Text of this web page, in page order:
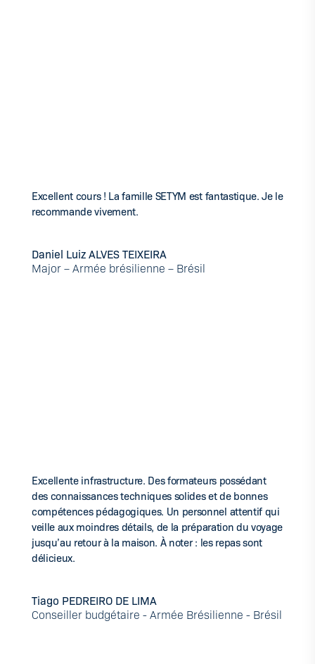
Excellent cours ! La famille SETYM est fantastique. Je le
recommande vivement.
Daniel Luiz ALVES TEIXEIRA
Major – Armée brésilienne – Brésil
​Excellente infrastructure. Des formateurs possédant
des connaissances techniques solides et de bonnes
compétences pédagogiques. Un personnel attentif qui
veille aux moindres détails, de la préparation du voyage
jusqu’au retour à la maison. À noter : les repas sont
délicieux.​
Tiago PEDREIRO DE LIMA
Conseiller budgétaire - Armée Brésilienne - Brésil